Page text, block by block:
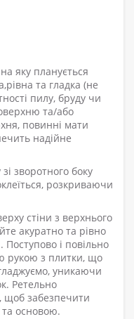
яку планується
та гладка (не
пилу, бруду чи
та/або
повинні мати
надійне
зворотного боку
розкриваючи
стіни з верхнього
акуратно та рівно
і повільно
рукою з плитки, що
уникаючи
Ретельно
щоб забезпечити
основою.